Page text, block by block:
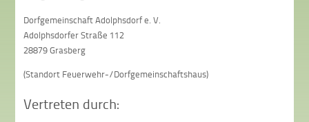
Dorfgemeinschaft Adolphsdorf e. V.
Adolphsdorfer Straße 112
28879 Grasberg
(Standort Feuerwehr-/Dorfgemeinschaftshaus)
Vertreten durch: